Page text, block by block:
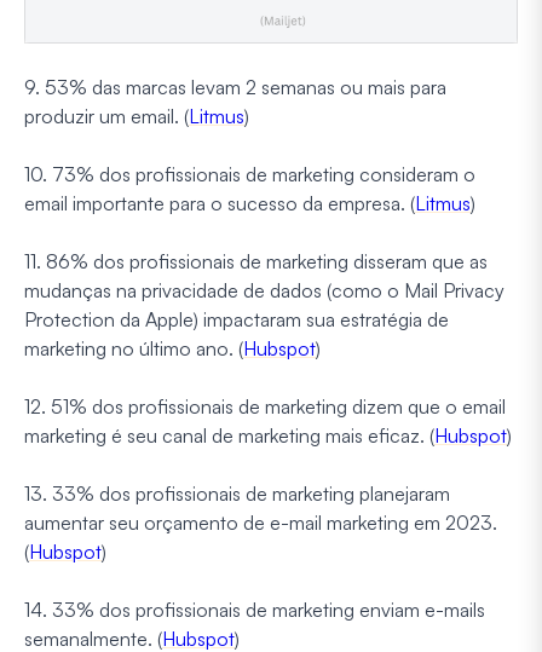
9. 53% das marcas levam 2 semanas ou mais para
produzir um email. (Litmus)
10. 73% dos profissionais de marketing consideram o
email importante para o sucesso da empresa. (Litmus)
11. 86% dos profissionais de marketing disseram que as
mudanças na privacidade de dados (como o Mail Privacy
Protection da Apple) impactaram sua estratégia de
marketing no último ano. (Hubspot)
12. 51% dos profissionais de marketing dizem que o email
marketing é seu canal de marketing mais eficaz. (Hubspot)
13. 33% dos profissionais de marketing planejaram
aumentar seu orçamento de e-mail marketing em 2023.
(Hubspot)
14. 33% dos profissionais de marketing enviam e-mails
semanalmente. (Hubspot)